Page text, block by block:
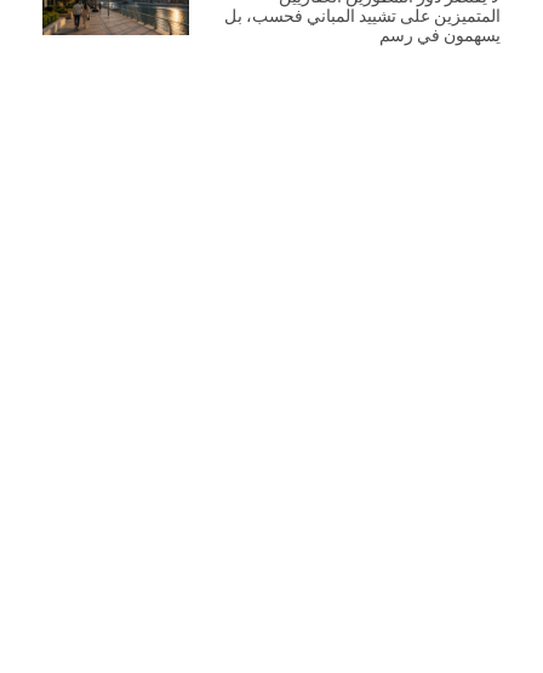
المتميزين على تشييد المباني فحسب، بل
يسهمون في رسم